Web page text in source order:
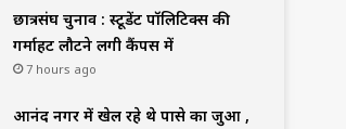
छात्रसंघ चुनाव : स्टूडेंट पॉलिटिक्स की
गर्माहट लौटने लगी कैंपस में
7 hours ago
आनंद नगर में खेल रहे थे पासे का जुआ ,